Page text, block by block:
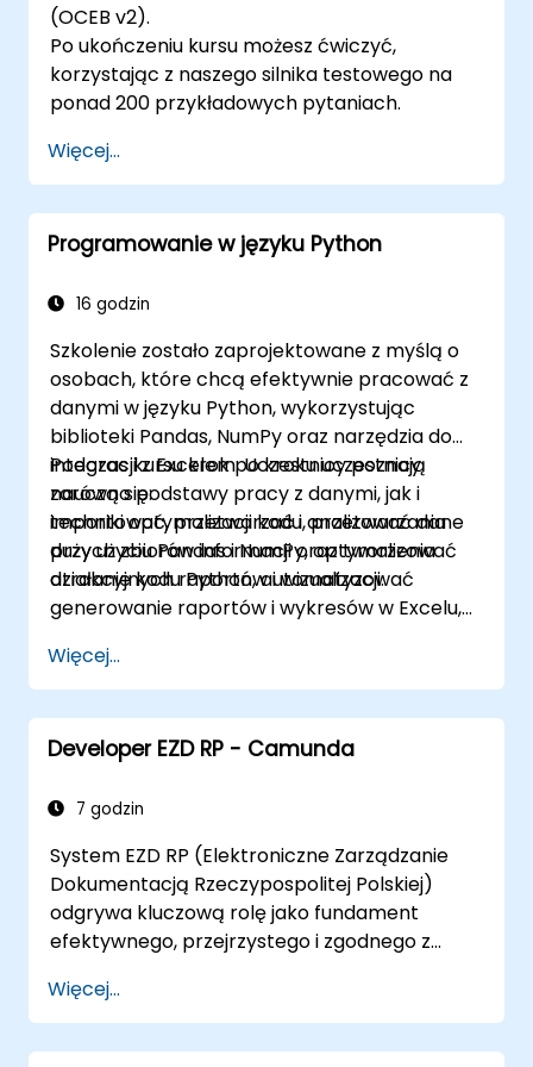
(OCEB v2).
Po ukończeniu kursu możesz ćwiczyć,
korzystając z naszego silnika testowego na
ponad 200 przykładowych pytaniach.
Więcej...
Programowanie w języku Python
16 godzin
Szkolenie zostało zaprojektowane z myślą o
osobach, które chcą efektywnie pracować z
danymi w języku Python, wykorzystując
biblioteki Pandas, NumPy oraz narzędzia do
integracji z Excelem. Uczestnicy poznają
zarówno podstawy pracy z danymi, jak i
techniki optymalizacji kodu, przetwarzania
dużych zbiorów informacji oraz tworzenia
atrakcyjnych raportów i wizualizacji.
Podczas kursu krok po kroku uczestnicy
nauczą się:
importować, przetwarzać i analizować dane
przy użyciu Pandas i NumPy, optymalizować
działanie kodu Python, automatyzować
generowanie raportów i wykresów w Excelu,
spójnym procesie analitycznym.
Więcej...
Developer EZD RP - Camunda
7 godzin
System EZD RP (Elektroniczne Zarządzanie
Dokumentacją Rzeczypospolitej Polskiej)
odgrywa kluczową rolę jako fundament
efektywnego, przejrzystego i zgodnego z
administracji publicznej. Dzięki centralizacji i
cyfryzacji procesów obiegu dokumentów
system zwiększa transparentność, podnosi
Więcej...